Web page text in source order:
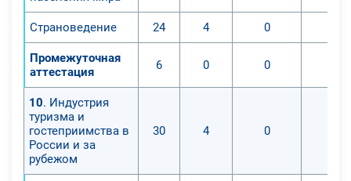
Страноведение 24 4 0
Промежуточная
аттестация
6 0 0
10. Индустрия
туризма и
гостеприимства в
России и за
рубежом
30 4 0